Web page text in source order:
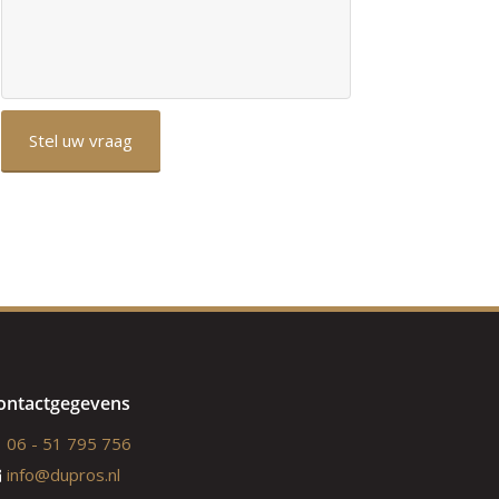
06 - 51 795 756
info@dupros.nl